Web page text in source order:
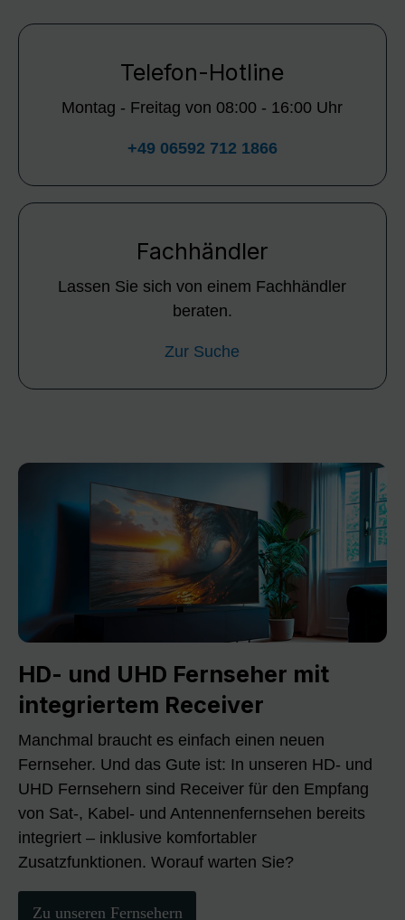
Telefon-Hotline
Montag - Freitag von 08:00 - 16:00 Uhr
+49 06592 712 1866
Fachhändler
Lassen Sie sich von einem Fachhändler
beraten.
Zur Suche
HD- und UHD Fernseher mit
integriertem Receiver
Manchmal braucht es einfach einen neuen
Fernseher. Und das Gute ist: In unseren HD- und
UHD Fernsehern sind Receiver für den Empfang
von Sat-, Kabel- und Antennenfernsehen bereits
integriert – inklusive komfortabler
Zusatzfunktionen. Worauf warten Sie?
Zu unseren Fernsehern